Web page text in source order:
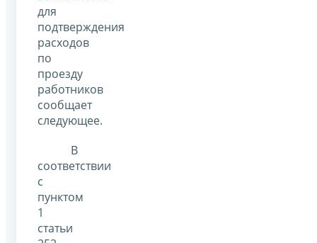
для
подтверждения
расходов
по
проезду
работников
сообщает
следующее.
В
соответствии
с
пунктом
1
статьи